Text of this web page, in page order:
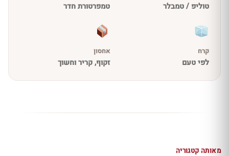
טוליפ / טמבלר טמפרטורת חדר
קרח
לפי טעם
אחסון
זקוף, קריר וחשוך
מאותה קטגוריה